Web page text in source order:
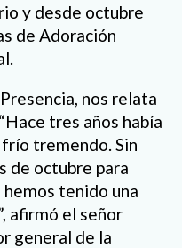
y desde octubre
de Adoración
nos relata
tres años había
tremendo. Sin
de octubre para
tenido una
afirmó el señor
general de la